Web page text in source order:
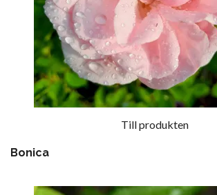
Till produkten
Bonica